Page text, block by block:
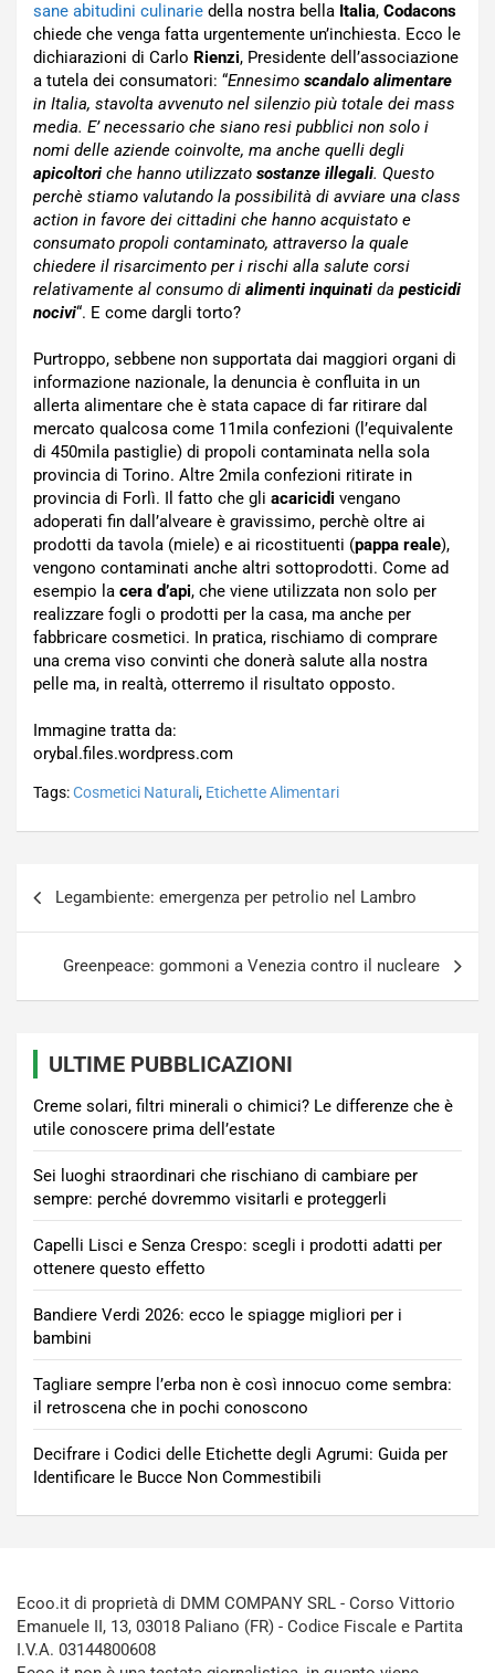
sane abitudini culinarie della nostra bella Italia, Codacons
chiede che venga fatta urgentemente un’inchiesta. Ecco le
dichiarazioni di Carlo Rienzi, Presidente dell’associazione
a tutela dei consumatori: “Ennesimo scandalo alimentare
in Italia, stavolta avvenuto nel silenzio più totale dei mass
media. E’ necessario che siano resi pubblici non solo i
nomi delle aziende coinvolte, ma anche quelli degli
apicoltori che hanno utilizzato sostanze illegali. Questo
perchè stiamo valutando la possibilità di avviare una class
action in favore dei cittadini che hanno acquistato e
consumato propoli contaminato, attraverso la quale
chiedere il risarcimento per i rischi alla salute corsi
relativamente al consumo di alimenti inquinati da pesticidi
nocivi“. E come dargli torto?
Purtroppo, sebbene non supportata dai maggiori organi di
informazione nazionale, la denuncia è confluita in un
allerta alimentare che è stata capace di far ritirare dal
mercato qualcosa come 11mila confezioni (l’equivalente
di 450mila pastiglie) di propoli contaminata nella sola
provincia di Torino. Altre 2mila confezioni ritirate in
provincia di Forlì. Il fatto che gli acaricidi vengano
adoperati fin dall’alveare è gravissimo, perchè oltre ai
prodotti da tavola (miele) e ai ricostituenti (pappa reale),
vengono contaminati anche altri sottoprodotti. Come ad
esempio la cera d’api, che viene utilizzata non solo per
realizzare fogli o prodotti per la casa, ma anche per
fabbricare cosmetici. In pratica, rischiamo di comprare
una crema viso convinti che donerà salute alla nostra
pelle ma, in realtà, otterremo il risultato opposto.
Immagine tratta da:
orybal.files.wordpress.com
Tags:Cosmetici Naturali, Etichette Alimentari
articoli
Legambiente: emergenza per petrolio nel Lambro
Greenpeace: gommoni a Venezia contro il nucleare
ULTIME PUBBLICAZIONI
Creme solari, filtri minerali o chimici? Le differenze che è
utile conoscere prima dell’estate
Sei luoghi straordinari che rischiano di cambiare per
sempre: perché dovremmo visitarli e proteggerli
Capelli Lisci e Senza Crespo: scegli i prodotti adatti per
ottenere questo effetto
Bandiere Verdi 2026: ecco le spiagge migliori per i
bambini
Tagliare sempre l’erba non è così innocuo come sembra:
il retroscena che in pochi conoscono
Decifrare i Codici delle Etichette degli Agrumi: Guida per
Identificare le Bucce Non Commestibili
Ecoo.it di proprietà di DMM COMPANY SRL - Corso Vittorio
Emanuele II, 13, 03018 Paliano (FR) - Codice Fiscale e Partita
I.V.A. 03144800608